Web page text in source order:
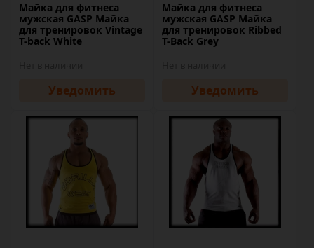
Майка для фитнеса
мужская GASP Майка
для тренировок Vintage
T-back White
Уведомить
Майка для фитнеса
мужская GASP Майка
для тренировок Ribbed
T-Back Grey
Уведомить